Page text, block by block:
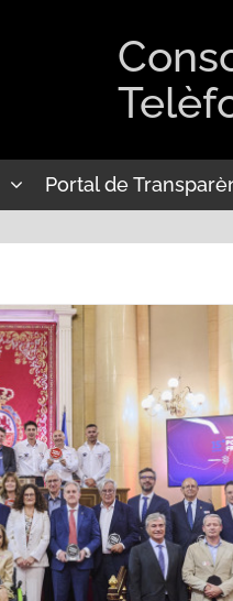
Portal de
de la XIV
Accidents de trànsit